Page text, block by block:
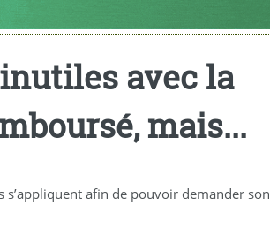
avec la
mais...
afin de pouvoir demander son